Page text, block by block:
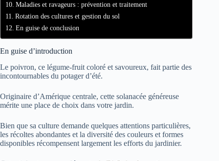
Maladies et ravageurs : prévention et traitement
Rotation des cultures et gestion du sol
En guise de conclusion
En guise d’introduction
Le poivron, ce légume-fruit coloré et savoureux, fait partie des
incontournables du potager d’été.
Originaire d’Amérique centrale, cette solanacée généreuse
mérite une place de choix dans votre jardin.
Bien que sa culture demande quelques attentions particulières,
les récoltes abondantes et la diversité des couleurs et formes
disponibles récompensent largement les efforts du jardinier.